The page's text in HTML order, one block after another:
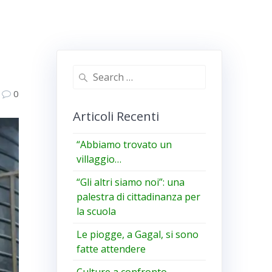
0
Search
Articoli Recenti
“Abbiamo trovato un
villaggio…
“Gli altri siamo noi”: una
palestra di cittadinanza per
la scuola
Le piogge, a Gagal, si sono
fatte attendere